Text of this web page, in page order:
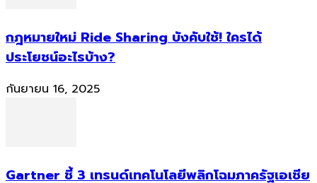
กฎหมายใหม่ Ride Sharing บังคับใช้! ใครได้
ประโยชน์อะไรบ้าง?
กันยายน 16, 2025
Gartner ชี้ 3 เทรนด์เทคโนโลยีพลิกโฉมภาครัฐเอเชีย